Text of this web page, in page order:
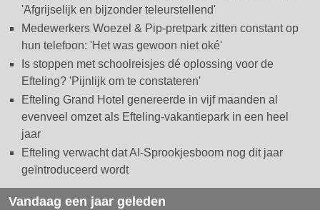
'Afgrijselijk en bijzonder teleurstellend'
Medewerkers Woezel & Pip-pretpark zitten constant op
hun telefoon: 'Het was gewoon niet oké'
Is stoppen met schoolreisjes dé oplossing voor de
Efteling? 'Pijnlijk om te constateren'
Efteling Grand Hotel genereerde in vijf maanden al
evenveel omzet als Efteling-vakantiepark in een heel
jaar
Efteling verwacht dat AI-Sprookjesboom nog dit jaar
geïntroduceerd wordt
Vandaag een jaar geleden